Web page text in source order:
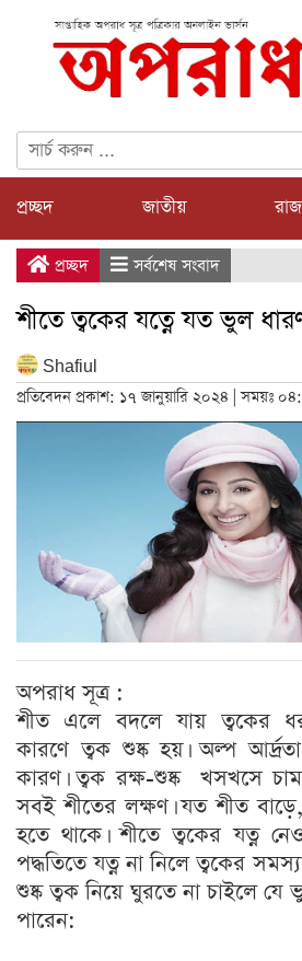
প্রচ্ছদ জাতীয়
প্রচ্ছদ সর্বশেষ সংবাদ
শীতে ত্বকের যত্নে যত ভুল
Shafiul
প্রতিবেদন প্রকাশ: ১৭ জানুয়ারি ২০২৪ | সময়ঃ
অপরাধ সূত্র :
শীত এলে বদলে যায় ত্বকের
কারণে ত্বক শুষ্ক হয়। অল্প
কারণ। ত্বক রক্ষ-শুষ্ক খসখসে
সবই শীতের লক্ষণ। যত শীত বাড়ে,
হতে থাকে। শীতে ত্বকের যত্ন
পদ্ধতিতে যত্ন না নিলে ত্বকের
শুষ্ক ত্বক নিয়ে ঘুরতে না চাইলে
পারেন: